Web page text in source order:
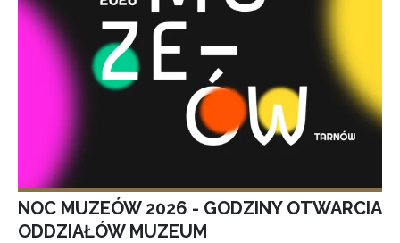
NOC MUZEÓW 2026 - GODZINY OTWARCIA
ODDZIAŁÓW MUZEUM